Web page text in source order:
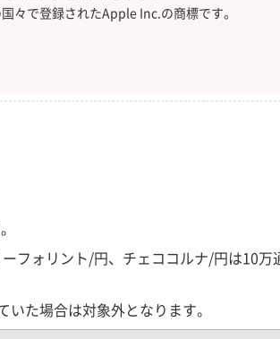
々で登録されたApple Inc.の商標です。
フォリント/円、チェココルナ/円は10万
た場合は対象外となります。